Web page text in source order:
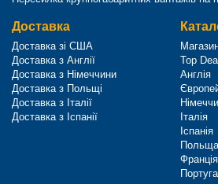
Доставка
Доставка зі США
Доставка з Англії
Доставка з Німеччини
Доставка з Польщі
Доставка з Італії
Доставка з Іспанії
Top
Англія
Італія
Іспанія
Польща
Франція